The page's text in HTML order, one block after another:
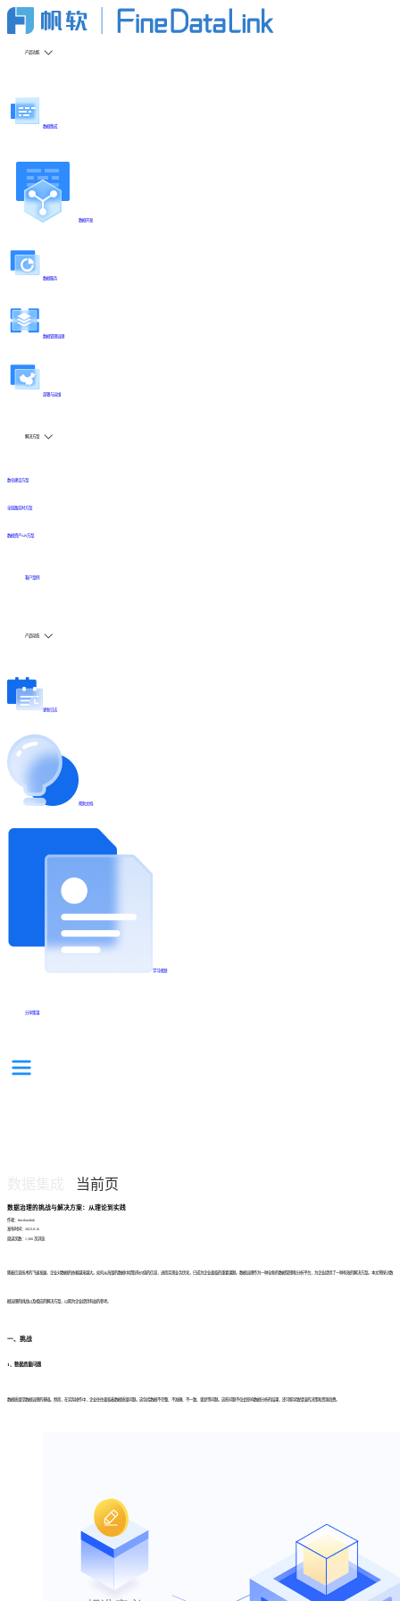
产品功能
数据集成
数据开发
数据服务
数据管理治理
部署与运维
解决方案
数仓建设方案
全链路实时方案
数据资产API方案
客户案例
产品动态
更新日志
帮助文档
学习视频
分享集锦
当前页
数据治理的挑战与解决方案：从理论到实践
作者：finedatalink
发布时间：2023.8.16
阅读次数：1,300 次浏览
随着信息技术的飞速发展，企业对数据的依赖越来越大。如何从海量的数据中提取有价值的信息，进而实现业务优化，已成为企业面临的重要课题。数据治理作为一种全新的数据管理和分析平台，为企业提供了一种有效的解决方案。本文将探讨数
据治理的挑战以及相应的解决方案，以期为企业提供有益的参考。
一、挑战
1、数据质量问题
数据质量是数据治理的基础。然而，在实际操作中，企业往往面临着数据质量问题。这包括数据不完整、不准确、不一致、重复等问题。这些问题不仅会影响数据分析的结果，还可能导致错误的决策和资源浪费。